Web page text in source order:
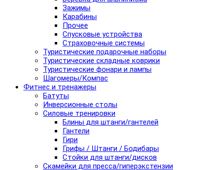
Зажимы
Карабины
Прочее
Спусковые устройства
Страховочные системы
Туристические подарочные наборы
Туристические складные коврики
Туристические фонари и лампы
Шагомеры/Компас
Фитнес и тренажеры
Батуты
Инверсионные столы
Силовые тренировки
Блины для штанги/гантелей
Гантели
Гири
Грифы / Штанги / Бодибары
Стойки для штанги/дисков
Скамейки для пресса/гиперэкстензии